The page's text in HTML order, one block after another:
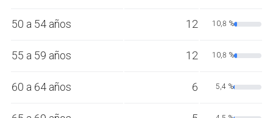
50 a 54 años 12 10,8 %
55 a 59 años 12 10,8 %
60 a 64 años 6 5,4 %